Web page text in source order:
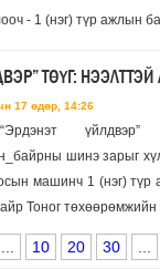
- 1 (нэг) түр ажлын
ТӨҮГ:
17 өдөр, 14:26
үйлдвэр”
шинэ зарыг
машинч 1 (нэг) түр
Тоног төхөөрөмжийн
10 20 30